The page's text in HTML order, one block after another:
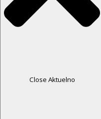
Close Aktuelno